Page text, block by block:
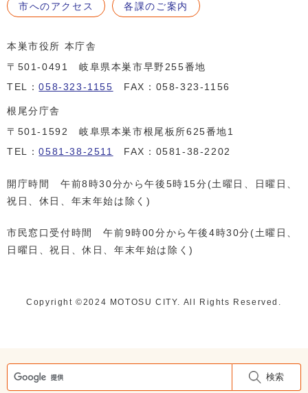
検索
市へのアクセス 各課のご案内
本巣市役所 本庁舎
〒501-0491 岐阜県本巣市早野255番地
TEL：058-323-1155 FAX：058-323-1156
根尾分庁舎
〒501-1592 岐阜県本巣市根尾板所625番地1
TEL：0581-38-2511 FAX：0581-38-2202
開庁時間 午前8時30分から午後5時15分(土曜日、日曜日、
祝日、休日、年末年始は除く)
市民窓口受付時間 午前9時00分から午後4時30分(土曜日、
日曜日、祝日、休日、年末年始は除く)
Copyright ©️2024 MOTOSU CITY. All Rights Reserved.